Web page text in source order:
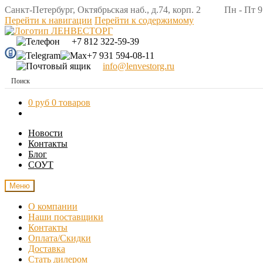
Санкт-Петербург, Октябрьская наб., д.74, корп. 2 Пн - Пт
Перейти к навигации Перейти к содержимому
+7 812 322-59-39
+7 931 594-08-11
info@lenvestorg.ru
0 руб 0 товаров
Новости
Контакты
Блог
СОУТ
Меню
О компании
Наши поставщики
Контакты
Оплата/Скидки
Доставка
Стать дилером